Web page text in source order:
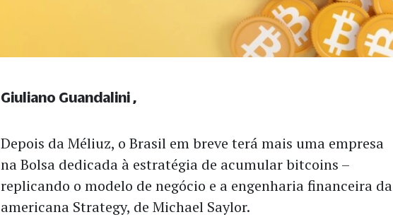
Depois da Méliuz, o Brasil em breve terá mais uma empresa
na Bolsa dedicada à estratégia de acumular bitcoins –
replicando o modelo de negócio e a engenharia financeira da
americana Strategy, de Michael Saylor.
Giuliano Guandalini